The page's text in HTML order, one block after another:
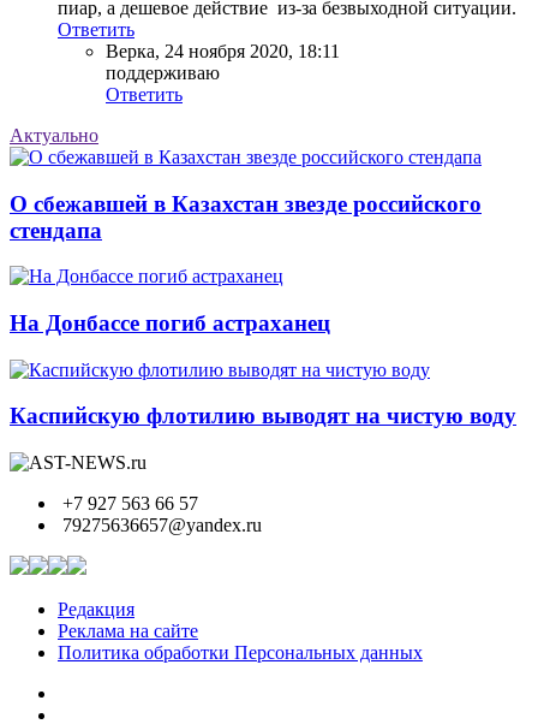
пиар, а дешевое действие из-за безвыходной ситуации.
Ответить
Верка, 24 ноября 2020, 18:11
поддерживаю
Ответить
Актуально
О сбежавшей в Казахстан звезде российского
стендапа
На Донбассе погиб астраханец
Каспийскую флотилию выводят на чистую воду
+7 927 563 66 57
79275636657@yandex.ru
Редакция
Реклама на сайте
Политика обработки Персональных данных